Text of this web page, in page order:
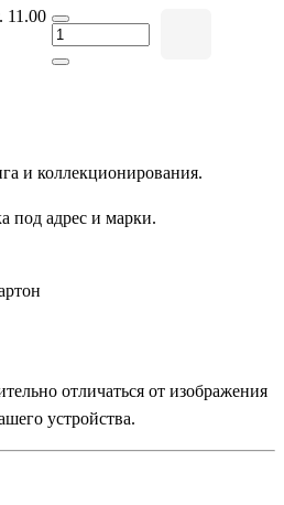
11.00
и коллекционирования.
под адрес и марки.
отличаться от изображения
устройства.